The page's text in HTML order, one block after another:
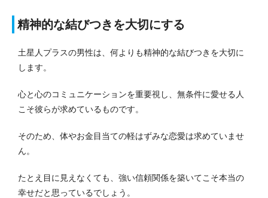
精神的な結びつきを大切にする
土星人プラスの男性は、何よりも精神的な結びつきを大切に
します。
心と心のコミュニケーションを重要視し、無条件に愛せる人
こそ彼らが求めているものです。
そのため、体やお金目当ての軽はずみな恋愛は求めていませ
ん。
たとえ目に見えなくても、強い信頼関係を築いてこそ本当の
幸せだと思っているでしょう。